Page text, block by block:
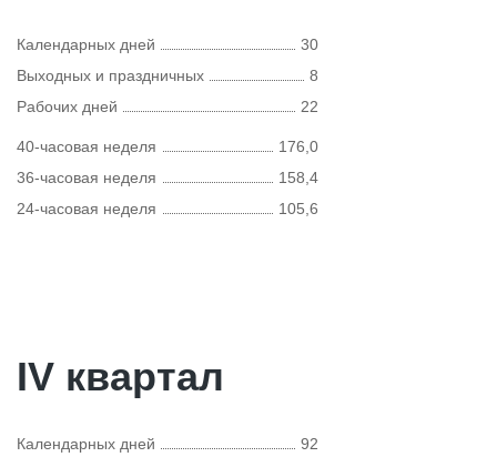
Календарных дней
30
Выходных и праздничных
8
Рабочих дней
22
40-часовая неделя
176,0
36-часовая неделя
158,4
24-часовая неделя
105,6
IV квартал
Календарных дней
92